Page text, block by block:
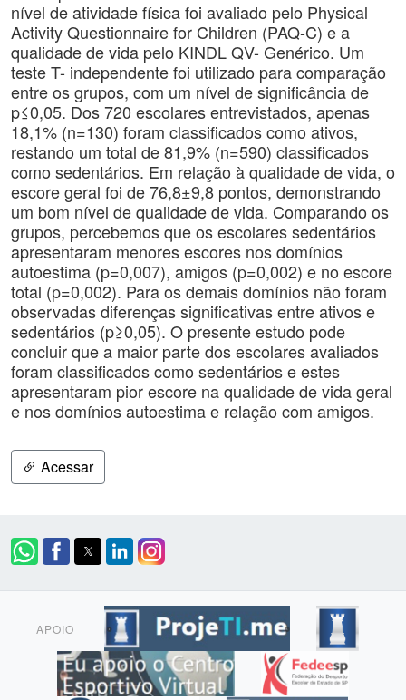
nível de atividade física foi avaliado pelo Physical
Activity Questionnaire for Children (PAQ-C) e a
qualidade de vida pelo KINDL QV- Genérico. Um
teste T- independente foi utilizado para comparação
entre os grupos, com um nível de significância de
p≤0,05. Dos 720 escolares entrevistados, apenas
18,1% (n=130) foram classificados como ativos,
restando um total de 81,9% (n=590) classificados
como sedentários. Em relação à qualidade de vida, o
escore geral foi de 76,8±9,8 pontos, demonstrando
um bom nível de qualidade de vida. Comparando os
grupos, percebemos que os escolares sedentários
apresentaram menores escores nos domínios
autoestima (p=0,007), amigos (p=0,002) e no escore
total (p=0,002). Para os demais domínios não foram
observadas diferenças significativas entre ativos e
sedentários (p≥0,05). O presente estudo pode
concluir que a maior parte dos escolares avaliados
foram classificados como sedentários e estes
apresentaram pior escore na qualidade de vida geral
e nos domínios autoestima e relação com amigos.
Acessar
APOIO